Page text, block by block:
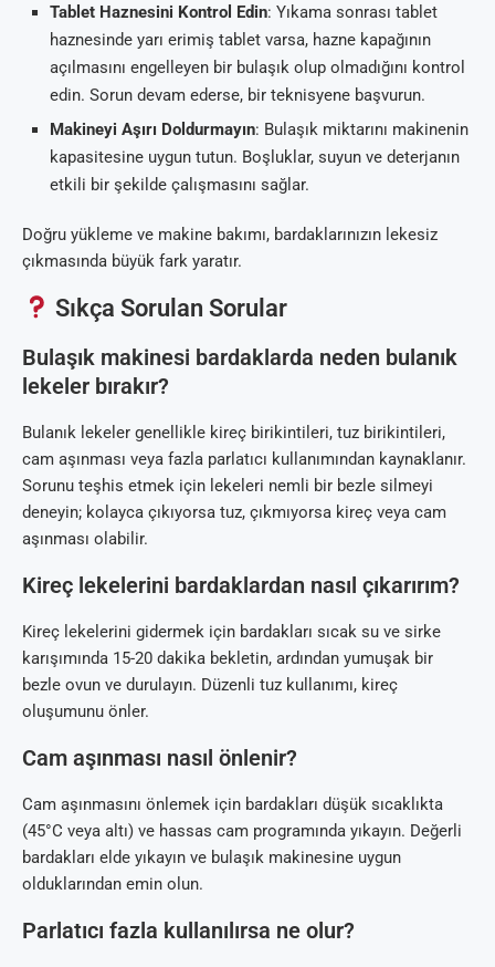
Tablet Haznesini Kontrol Edin: Yıkama sonrası tablet
haznesinde yarı erimiş tablet varsa, hazne kapağının
açılmasını engelleyen bir bulaşık olup olmadığını kontrol
edin. Sorun devam ederse, bir teknisyene başvurun.
Makineyi Aşırı Doldurmayın: Bulaşık miktarını makinenin
kapasitesine uygun tutun. Boşluklar, suyun ve deterjanın
etkili bir şekilde çalışmasını sağlar.
Doğru yükleme ve makine bakımı, bardaklarınızın lekesiz
çıkmasında büyük fark yaratır.
Sıkça Sorulan Sorular
Bulaşık makinesi bardaklarda neden bulanık
lekeler bırakır?
Bulanık lekeler genellikle kireç birikintileri, tuz birikintileri,
cam aşınması veya fazla parlatıcı kullanımından kaynaklanır.
Sorunu teşhis etmek için lekeleri nemli bir bezle silmeyi
deneyin; kolayca çıkıyorsa tuz, çıkmıyorsa kireç veya cam
aşınması olabilir.
Kireç lekelerini bardaklardan nasıl çıkarırım?
Kireç lekelerini gidermek için bardakları sıcak su ve sirke
karışımında 15-20 dakika bekletin, ardından yumuşak bir
bezle ovun ve durulayın. Düzenli tuz kullanımı, kireç
oluşumunu önler.
Cam aşınması nasıl önlenir?
Cam aşınmasını önlemek için bardakları düşük sıcaklıkta
(45°C veya altı) ve hassas cam programında yıkayın. Değerli
bardakları elde yıkayın ve bulaşık makinesine uygun
olduklarından emin olun.
Parlatıcı fazla kullanılırsa ne olur?